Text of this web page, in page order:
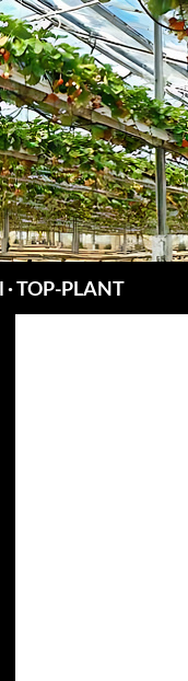
TOP-PLANT